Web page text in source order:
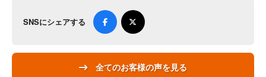
SNSにシェアする
全てのお客様の声を見る